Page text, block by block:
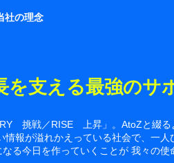
社の理念
を支える最強のサ
挑戦／RISE 上昇」。AtoZと綴る
情報が溢れかえっている社会で、一
る今日を作っていくことが 我々の使